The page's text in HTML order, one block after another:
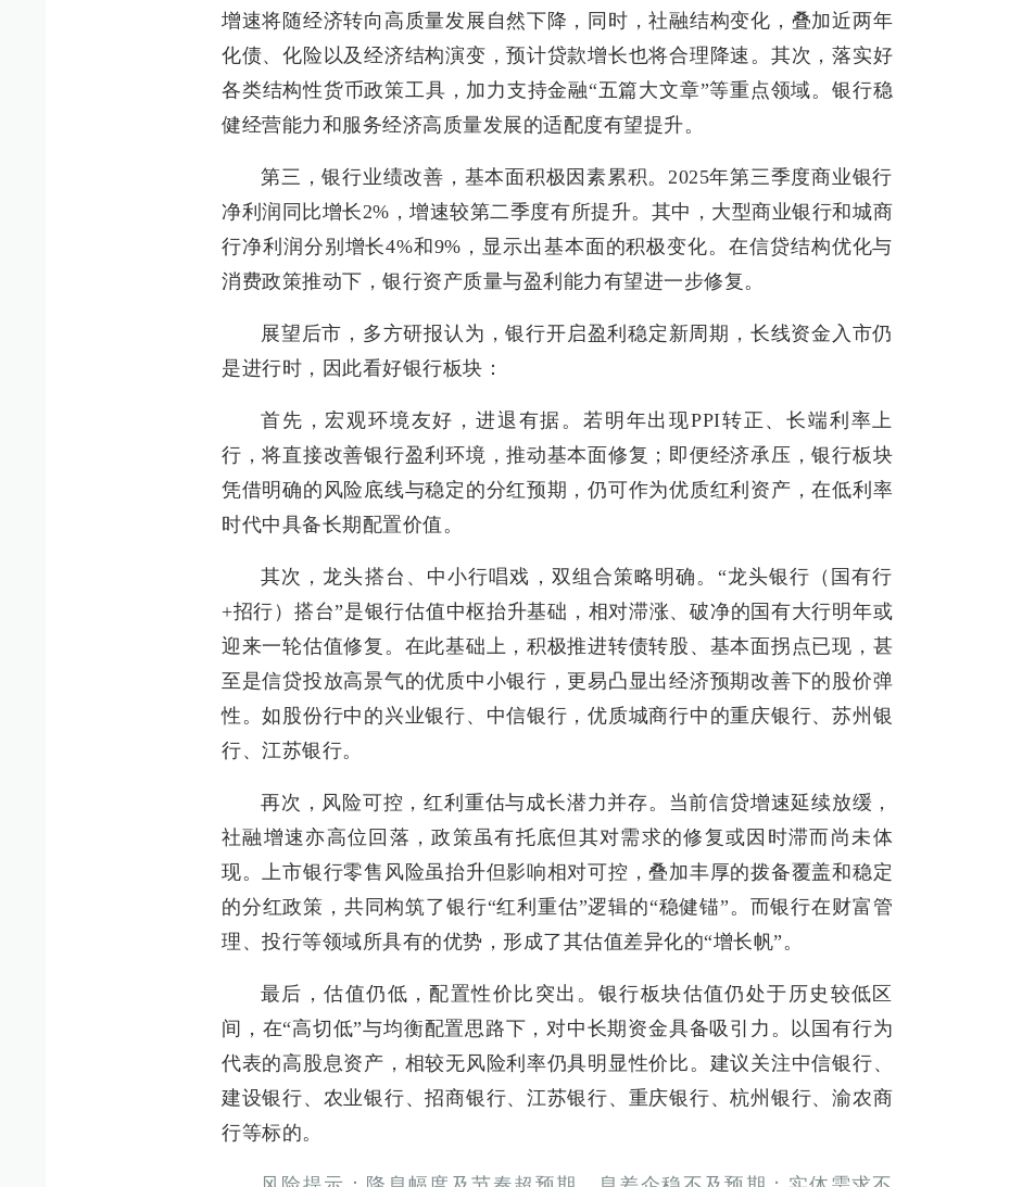
增速将随经济转向高质量发展自然下降，同时，社融结构变化，叠加近两年
化债、化险以及经济结构演变，预计贷款增长也将合理降速。其次，落实好
各类结构性货币政策工具，加力支持金融“五篇大文章”等重点领域。银行稳
健经营能力和服务经济高质量发展的适配度有望提升。
第三，银行业绩改善，基本面积极因素累积。2025年第三季度商业银行
净利润同比增长2%，增速较第二季度有所提升。其中，大型商业银行和城商
行净利润分别增长4%和9%，显示出基本面的积极变化。在信贷结构优化与
消费政策推动下，银行资产质量与盈利能力有望进一步修复。
展望后市，多方研报认为，银行开启盈利稳定新周期，长线资金入市仍
是进行时，因此看好银行板块：
首先，宏观环境友好，进退有据。若明年出现PPI转正、长端利率上
行，将直接改善银行盈利环境，推动基本面修复；即便经济承压，银行板块
凭借明确的风险底线与稳定的分红预期，仍可作为优质红利资产，在低利率
时代中具备长期配置价值。
其次，龙头搭台、中小行唱戏，双组合策略明确。“龙头银行（国有行
+招行）搭台”是银行估值中枢抬升基础，相对滞涨、破净的国有大行明年或
迎来一轮估值修复。在此基础上，积极推进转债转股、基本面拐点已现，甚
至是信贷投放高景气的优质中小银行，更易凸显出经济预期改善下的股价弹
性。如股份行中的兴业银行、中信银行，优质城商行中的重庆银行、苏州银
行、江苏银行。
再次，风险可控，红利重估与成长潜力并存。当前信贷增速延续放缓，
社融增速亦高位回落，政策虽有托底但其对需求的修复或因时滞而尚未体
现。上市银行零售风险虽抬升但影响相对可控，叠加丰厚的拨备覆盖和稳定
的分红政策，共同构筑了银行“红利重估”逻辑的“稳健锚”。而银行在财富管
理、投行等领域所具有的优势，形成了其估值差异化的“增长帆”。
最后，估值仍低，配置性价比突出。银行板块估值仍处于历史较低区
间，在“高切低”与均衡配置思路下，对中长期资金具备吸引力。以国有行为
代表的高股息资产，相较无风险利率仍具明显性价比。建议关注中信银行、
建设银行、农业银行、招商银行、江苏银行、重庆银行、杭州银行、渝农商
行等标的。